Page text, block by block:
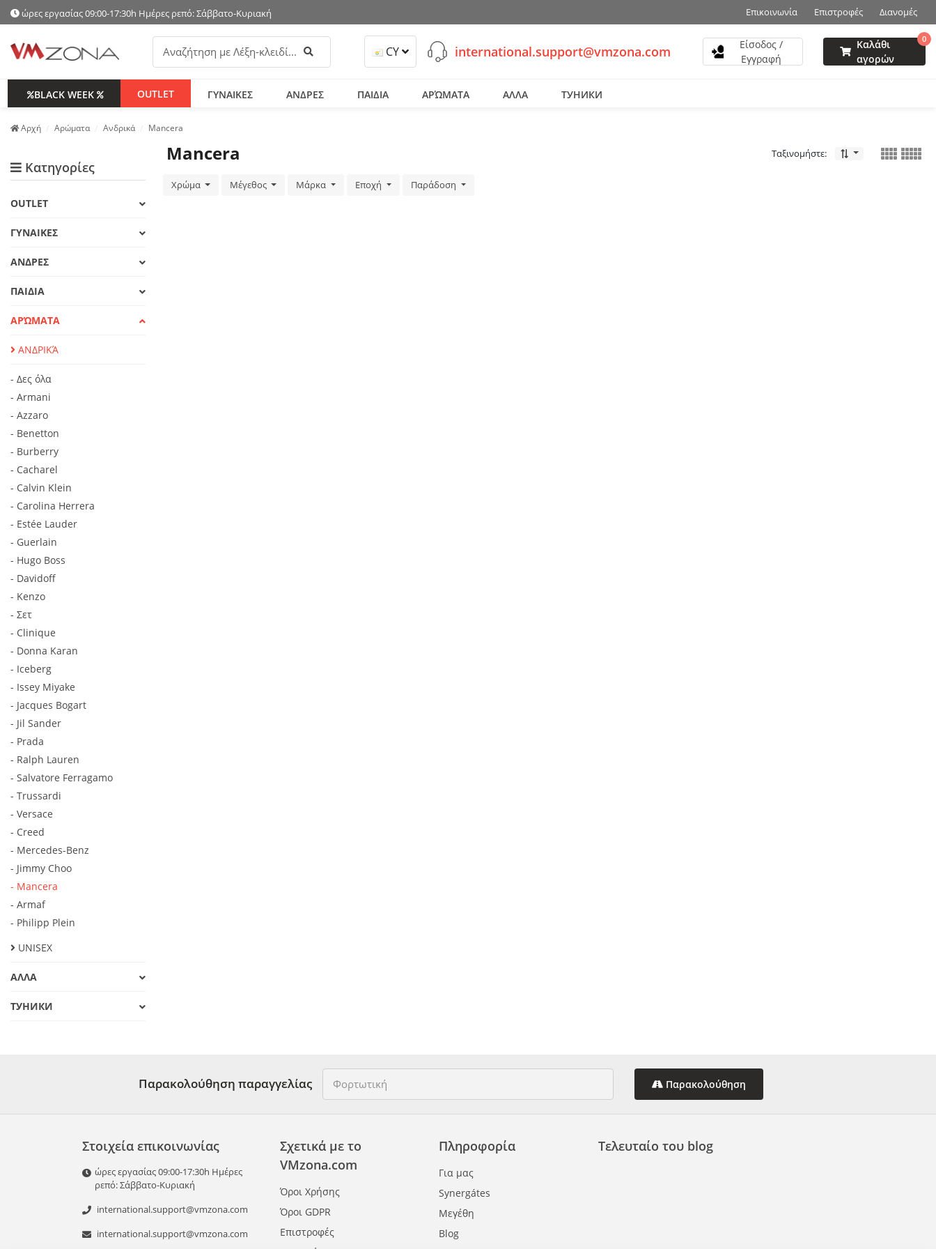
ώρες εργασίας 09:00-17:30h Ημέρες ρεπό: Σάββατο-Κυριακή Επικοινωνία Επιστροφές Διανομές
Αναζήτηση CY international.support@vmzona.com
Είσοδος /
Εγγραφή
Καλάθι
αγορών
0
BLACK WEEK OUTLET ΓΥΝΑΙΚΕΣ ΑΝΔΡΕΣ ΠΑΙΔΙΑ ΑΡΏΜΑΤΑ ΑΛΛΑ ТУНИКИ
Аρχή Αρώματα Ανδρικά Mancera
Κατηγορίες
OUTLET
ΓΥΝΑΙΚΕΣ
ΑΝΔΡΕΣ
ΠΑΙΔΙΑ
ΑΡΏΜΑΤΑ
ΑΝΔΡΙΚΆ
- Δες όλα
- Armani
- Azzaro
- Benetton
- Burberry
- Cacharel
- Calvin Klein
- Carolina Herrera
- Estée Lauder
- Guerlain
- Hugo Boss
- Davidoff
- Kenzo
- Σετ
- Clinique
- Donna Karan
- Iceberg
- Issey Miyake
- Jacques Bogart
- Jil Sander
- Prada
- Ralph Lauren
- Salvatore Ferragamo
- Trussardi
- Versace
- Creed
- Mercedes-Benz
- Jimmy Choo
- Mancera
- Armaf
- Philipp Plein
UNISEX
ΑΛΛΑ
ТУНИКИ
Mancera Ταξινομήστε:
Χρώμα Μέγεθος Μάρκα Εποχή Παράδοση
Παρακολούθηση παραγγελίας Παρακολούθηση
Στοιχεία επικοινωνίας
ώρες εργασίας 09:00-17:30h Ημέρες
ρεπό: Σάββατο-Κυριακή
international.support@vmzona.com
international.support@vmzona.com
Πληροφορία
Για μας
Synergátes
Μεγέθη
Blog
Σχετικά με το
VMzona.com
Όροι Χρήσης
Όροι GDPR
Επιστροφές
Τελευταίο του blog